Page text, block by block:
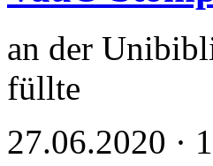
an der
füllte
27.06.2020 ·